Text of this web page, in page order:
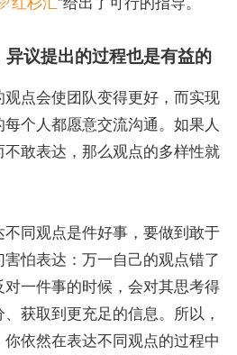
议提出的过程也是有益的
点会使团队变得更好，而实现
个人都愿意交流沟通。如果人
敢表达，那么观点的多样性就
同观点是件好事，要做到敢于
怕表达：万一自己的观点错了
一件事的时候，会对其思考得
获取到更充足的信息。所以，
依然在表达不同观点的过程中